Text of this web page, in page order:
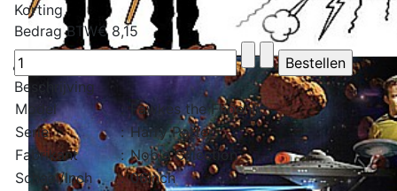
Korting
Bedrag BTW€ 8,15
Beschrijving
Model
: Fawkes the Fhoenix
Serie
: Harry Potter
Fabrikant
: Noble Cillection
Schaal/Inch
: 06inch